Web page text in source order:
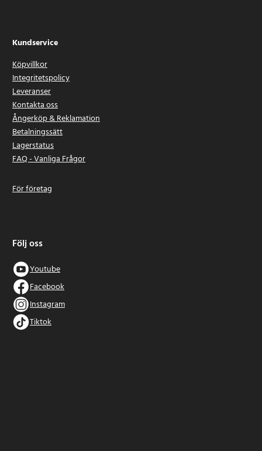
Kundservice
Köpvillkor
Integritetspolicy
Leveranser
Kontakta oss
Ångerköp & Reklamation
Betalningssätt
Lagerstatus
FAQ - Vanliga Frågor
För företag
Följ oss
Youtube
Facebook
Instagram
Tiktok